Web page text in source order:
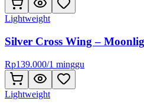
Lightweight
Silver Cross Wing –
Rp139.000/1 minggu
Lightweight